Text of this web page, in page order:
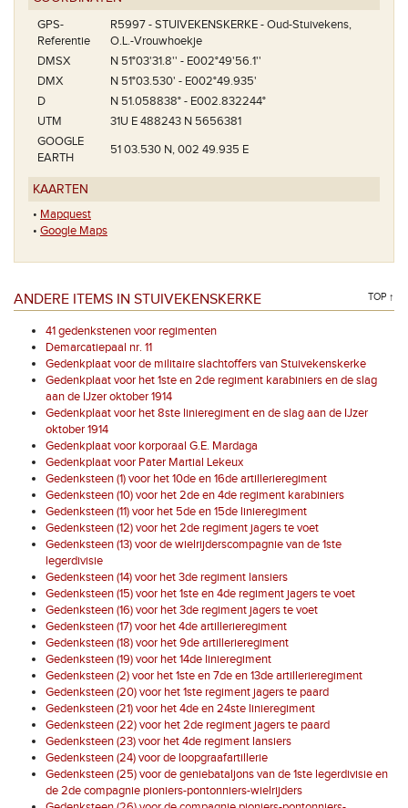
GPS-
Referentie
R5997 - STUIVEKENSKERKE - Oud-Stuivekens,
O.L.-Vrouwhoekje
DMSX
N 51°03'31.8'' - E002°49'56.1''
DMX
N 51°03.530' - E002°49.935'
D
N 51.058838° - E002.832244°
UTM
31U E 488243 N 5656381
GOOGLE
EARTH
51 03.530 N, 002 49.935 E
KAARTEN
• Mapquest
• Google Maps
ANDERE ITEMS IN STUIVEKENSKERKE TOP ↑
41 gedenkstenen voor regimenten
Demarcatiepaal nr. 11
Gedenkplaat voor de militaire slachtoffers van Stuivekenskerke
Gedenkplaat voor het 1ste en 2de regiment karabiniers en de slag
aan de IJzer oktober 1914
Gedenkplaat voor het 8ste linieregiment en de slag aan de IJzer
oktober 1914
Gedenkplaat voor korporaal G.E. Mardaga
Gedenkplaat voor Pater Martial Lekeux
Gedenksteen (1) voor het 10de en 16de artillerieregiment
Gedenksteen (10) voor het 2de en 4de regiment karabiniers
Gedenksteen (11) voor het 5de en 15de linieregiment
Gedenksteen (12) voor het 2de regiment jagers te voet
Gedenksteen (13) voor de wielrijderscompagnie van de 1ste
legerdivisie
Gedenksteen (14) voor het 3de regiment lansiers
Gedenksteen (15) voor het 1ste en 4de regiment jagers te voet
Gedenksteen (16) voor het 3de regiment jagers te voet
Gedenksteen (17) voor het 4de artillerieregiment
Gedenksteen (18) voor het 9de artillerieregiment
Gedenksteen (19) voor het 14de linieregiment
Gedenksteen (2) voor het 1ste en 7de en 13de artillerieregiment
Gedenksteen (20) voor het 1ste regiment jagers te paard
Gedenksteen (21) voor het 4de en 24ste linieregiment
Gedenksteen (22) voor het 2de regiment jagers te paard
Gedenksteen (23) voor het 4de regiment lansiers
Gedenksteen (24) voor de loopgraafartillerie
Gedenksteen (25) voor de geniebataljons van de 1ste legerdivisie en
de 2de compagnie pioniers-pontonniers-wielrijders